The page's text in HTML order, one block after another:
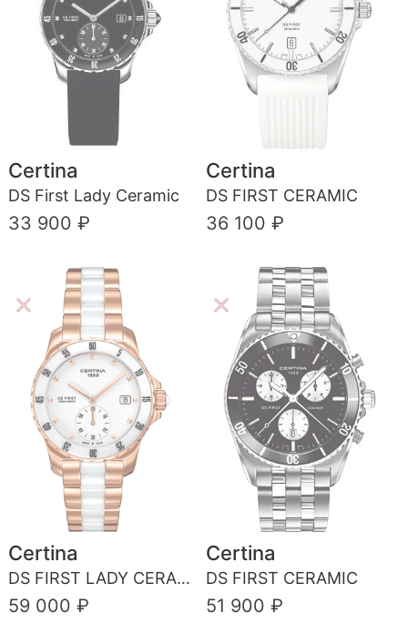
Certina
DS First Lady Ceramic
33 900 ₽
Certina
DS FIRST CERAMIC
36 100 ₽
Certina
DS FIRST LADY CERAMIC - 3 HANDS
59 000 ₽
Certina
DS FIRST CERAMIC
51 900 ₽